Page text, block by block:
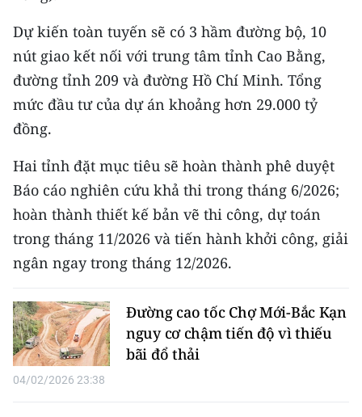
Dự kiến toàn tuyến sẽ có 3 hầm đường bộ, 10
nút giao kết nối với trung tâm tỉnh Cao Bằng,
đường tỉnh 209 và đường Hồ Chí Minh. Tổng
mức đầu tư của dự án khoảng hơn 29.000 tỷ
đồng.
Hai tỉnh đặt mục tiêu sẽ hoàn thành phê duyệt
Báo cáo nghiên cứu khả thi trong tháng 6/2026;
hoàn thành thiết kế bản vẽ thi công, dự toán
trong tháng 11/2026 và tiến hành khởi công, giải
ngân ngay trong tháng 12/2026.
Đường cao tốc Chợ Mới-Bắc Kạn
nguy cơ chậm tiến độ vì thiếu
bãi đổ thải
04/02/2026 23:38